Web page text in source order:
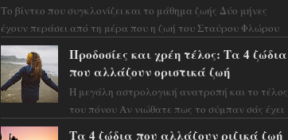
Το βίντεο που συγκλονίζει και το μάθημα ζωής Δύο μήνες
έχουν περάσει από τη μέρα που η ζωή του Σταύρου Φλώρου
άλλαξε για πάντα. Ο πρώην...Προδοσίες και χρέη τέλος: Τα 4 ζώδια
που αλλάζουν οριστικά ζωή
Η μεγάλη αστρολογική ανατροπή και το τέλος
του πόνου Αν νιώθατε πως το σύμπαν σάς έχει
Τα 4 ζώδια που αλλάζουν ριζικά ζωή